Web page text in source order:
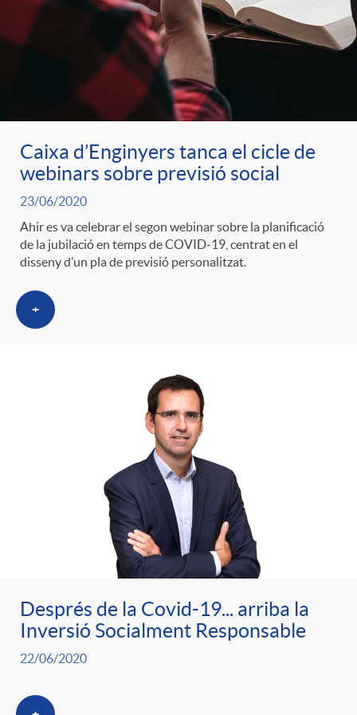
r
S
a
l
a
n
s
ó
e
r
c
a
t
e
s
n
i
d
o
A
l
c
a
d
o
r
n
t
i
Caixa d’Enginyers tanca el cicle de
webinars sobre previsió social
23/06/2020
Ahir es va celebrar el segon webinar sobre la planificació
de la jubilació en temps de COVID-19, centrat en el
disseny d’un pla de previsió personalitzat.
+
Després de la Covid-19... arriba la
Inversió Socialment Responsable
22/06/2020